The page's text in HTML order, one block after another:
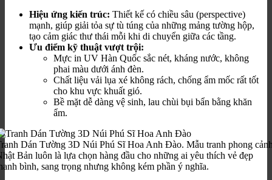
Hiệu ứng kiến trúc: Thiết kế có chiều sâu (perspective)
mạnh, giúp giải tỏa sự tù túng của những mảng tường hộp,
tạo cảm giác thư thái mỗi khi di chuyển giữa các tầng.
Ưu điểm kỹ thuật vượt trội:
Mực in UV Hàn Quốc sắc nét, kháng nước, không
phai màu dưới ánh đèn.
Chất liệu vải lụa xé không rách, chống ẩm mốc rất tốt
cho khu vực khuất gió.
Bề mặt dễ dàng vệ sinh, lau chùi bụi bẩn bằng khăn
ẩm.
Dán Tường 3D Núi Phú Sĩ Hoa Anh Đào. Mẫu tranh phong
Bản luôn là lựa chọn hàng đầu cho những ai yêu thích vẻ đẹp
bình, sang trọng nhưng không kém phần ý nghĩa.